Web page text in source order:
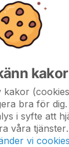
delas ut på
MÅSTE vara
kakor
kakor
bra för dig.
i syfte att
våra tjänster.
vi